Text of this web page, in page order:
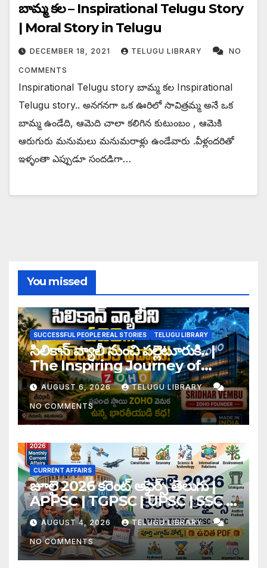
బామ్మ కల – Inspirational Telugu Story
| Moral Story in Telugu
DECEMBER 18, 2021 TELUGU LIBRARY NO
COMMENTS
Inspirational Telugu story బామ్మ కల Inspirational
Telugu story.. అనగనగా ఒక ఊరిలో సావిత్రమ్మ అనే ఒక
బామ్మ ఉండేది, ఆమెది చాలా కలిగిన కుటుంబం , ఆమెకి
ఆరుగురు మనుమలు మనుమరాళ్లు ఉండేవారు .వీళ్లందరితో
ఇళ్ళంతా ఎప్పుడూ సందడిగా…
You missed
SUCCESSFUL PEOPLE REAL STORIES TELUGU LIBRARY
సిలికాన్ వ్యాలీ నుంచి పల్లెటూరుకి.. |
The Inspiring Journey of
Zoho Founder Sridhar
Vembu
AUGUST 6, 2026 TELUGU LIBRARY
NO COMMENTS
CURRENT AFFAIRS
జూలై 2026 కరెంట్ అఫైర్స్ తెలుగు |
APPSC | TGPSC | UPSC | SSC |
Banking Exam Notes
AUGUST 4, 2026 TELUGU LIBRARY
NO COMMENTS